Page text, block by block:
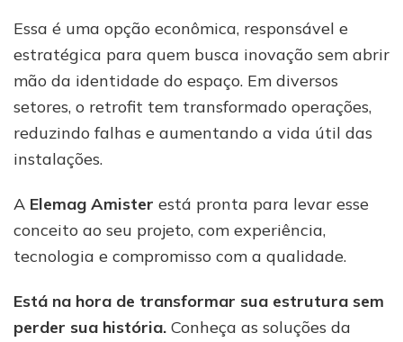
Essa é uma opção econômica, responsável e
estratégica para quem busca inovação sem abrir
mão da identidade do espaço. Em diversos
setores, o retrofit tem transformado operações,
reduzindo falhas e aumentando a vida útil das
instalações.
A Elemag Amister está pronta para levar esse
conceito ao seu projeto, com experiência,
tecnologia e compromisso com a qualidade.
Está na hora de transformar sua estrutura sem
perder sua história. Conheça as soluções da